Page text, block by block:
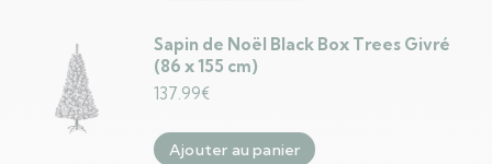
Sapin de Noël Black Box Trees Givré
(86 x 155 cm)
137.99€
Ajouter au panier